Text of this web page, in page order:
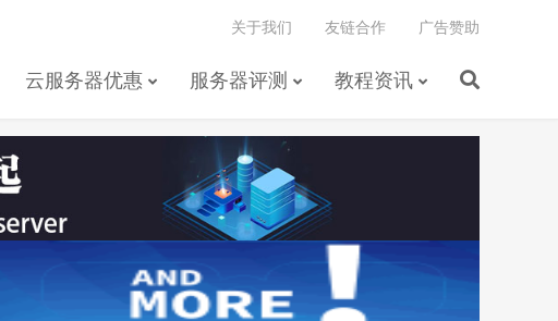
云服务器优惠 服务器评测 教程资讯
关于我们 友链合作 广告赞助